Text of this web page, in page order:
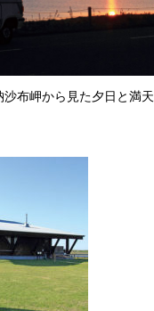
布岬から見た夕日と満天